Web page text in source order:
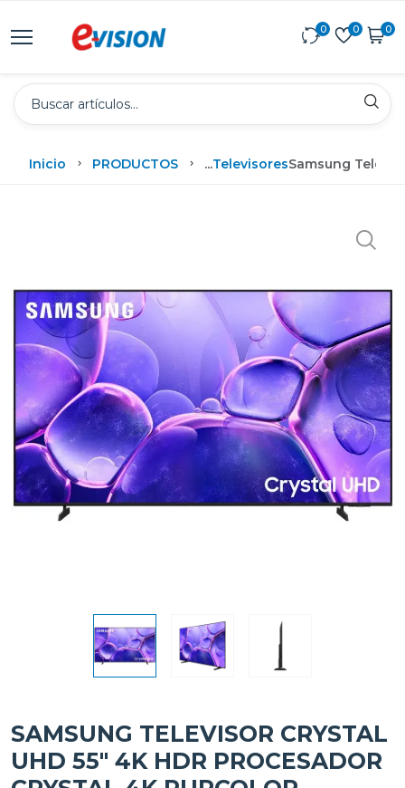
0 0 0
Inicio PRODUCTOS ...TelevisoresSamsung
SAMSUNG TELEVISOR CRYSTAL
UHD 55" 4K HDR PROCESADOR